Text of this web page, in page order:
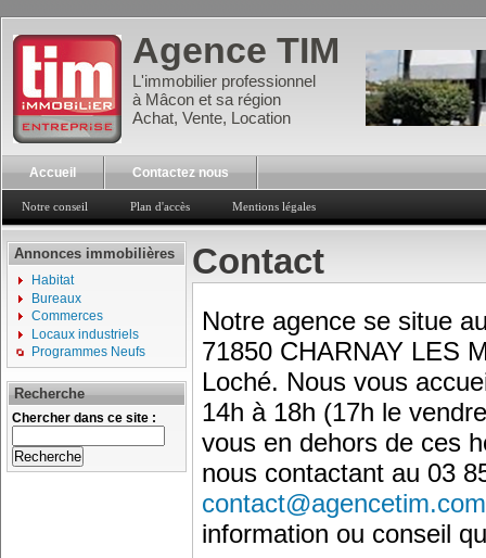
Agence TIM
L'immobilier professionnel
à Mâcon et sa région
Achat, Vente, Location
Accueil Contactez nous
Notre conseil Plan d'accès Mentions légales
Annonces immobilières
Habitat
Bureaux
Commerces
Locaux industriels
Programmes Neufs
Recherche
Chercher dans ce site :
Contact
Notre agence se situe
71850 CHARNAY LES
Loché. Nous vous
14h à 18h (17h le
vous en dehors de ces
nous contactant au 03
contact@agencetim.com
information ou conseil